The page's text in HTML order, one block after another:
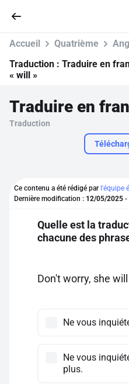
Parcourir
Se connecter
S'inscrire
Accueil Quatrième
Traduction : Traduire en
« will »
Traduction
Ce contenu a été rédigé par l'équipe
Dernière modification : 12/05/2025 -
Quelle est la
chacune des
Don't worry, she
Ne vous
Ne vous
plus.